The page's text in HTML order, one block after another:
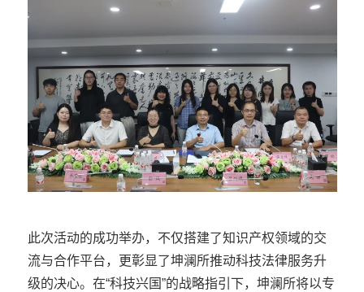
此次活动的成功举办，不仅搭建了知识产权领域的交
流与合作平台，更彰显了坤澜所推动科技法律服务升
级的决心。在“科技兴国”的战略指引下，坤澜所将以专